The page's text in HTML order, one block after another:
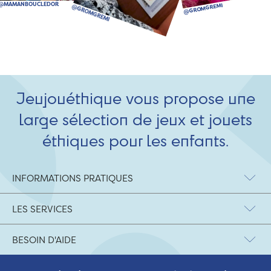
Jeujouéthique vous propose une
large sélection de jeux et jouets
éthiques pour les enfants.
INFORMATIONS PRATIQUES
LES SERVICES
BESOIN D'AIDE